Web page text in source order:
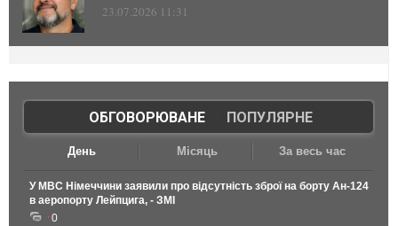
23.07.2026 11:31
ОБГОВОРЮВАНЕ| ПОПУЛЯРНЕ
День Місяць За весь час
У МВС Німеччини заявили про відсутність зброї на борту Ан-124
в аеропорту Лейпцига, - ЗМІ
0